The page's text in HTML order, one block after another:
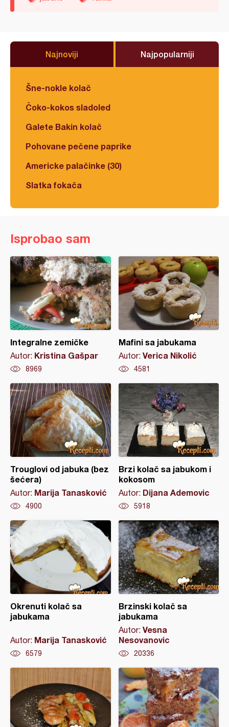
Najnoviji Najpopularniji
Šne-nokle kolač
Čoko-kokos sladoled
Galete Bakin kolač
Pohovane pečene paprike
Americke palačinke (30)
Slatka fokača
Isprobao sam
Integralne zemičke
Autor: Kristina Gašpar
8969
Mafini sa jabukama
Autor: Verica Nikolić
4581
Trouglovi od jabuka (bez
šećera)
Autor: Marija Tanasković
4900
Brzi kolač sa jabukom i
kokosom
Autor: Dijana Ademovic
5918
Okrenuti kolač sa
jabukama
Autor: Marija Tanasković
6579
Brzinski kolač sa
jabukama
Autor: Vesna
Nesovanovic
20336